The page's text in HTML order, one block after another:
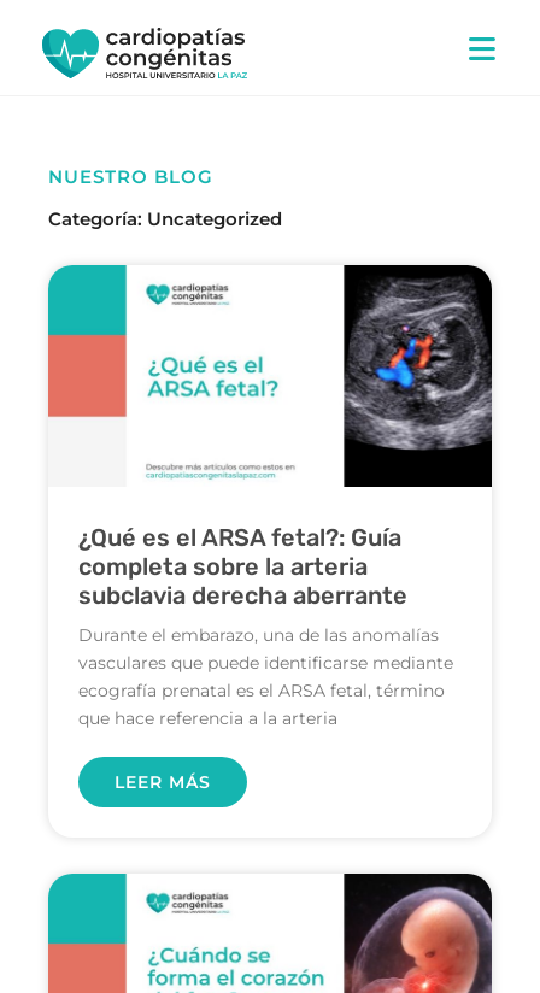
contenido
NUESTRO BLOG
Categoría: Uncategorized
¿Qué es el ARSA fetal?: Guía
completa sobre la arteria
subclavia derecha aberrante
Durante el embarazo, una de las anomalías
vasculares que puede identificarse mediante
ecografía prenatal es el ARSA fetal, término
que hace referencia a la arteria
LEER MÁS